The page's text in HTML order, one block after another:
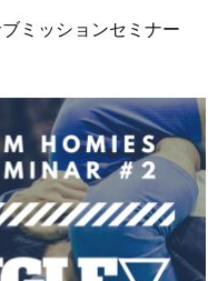
ミッションセミナー